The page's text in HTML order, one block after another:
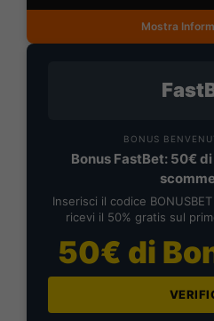
Mostra
BONUS
Bonus FastBet: 50€
Inserisci il codice
ricevi il 50% gratis sul
50€ di